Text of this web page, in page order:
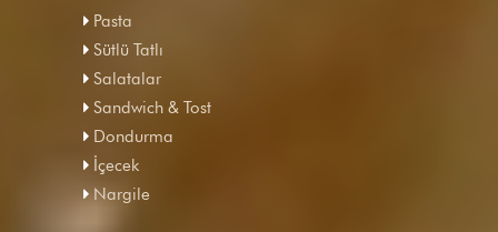
Pasta
Sütlü Tatlı
Salatalar
Sandwich & Tost
Dondurma
İçecek
Nargile